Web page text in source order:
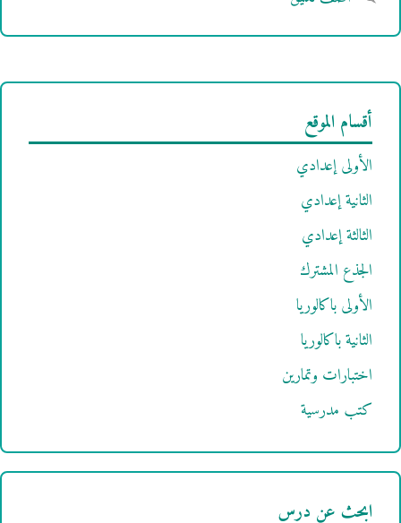
أقسام الموقع
الأولى إعدادي
الثانية إعدادي
الثالثة إعدادي
الجذع المشترك
الأولى باكالوريا
الثانية باكالوريا
اختبارات وتمارين
كتب مدرسية
ابحث عن درس